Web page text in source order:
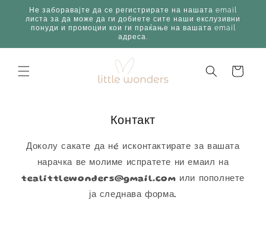
Skip to
content
Не заборавајте да се регистрирате на нашата email
листа за да може да ги добиете сите наши екслузивни
понуди и промоции кои ги праќање на вашата email
адреса.
Корпа
Контакт
Доколу сакате да нé исконтактирате за вашата
нарачка ве молиме испратете ни емаил на
tealittlewonders@gmail.com или пополнете
ја следнава форма.